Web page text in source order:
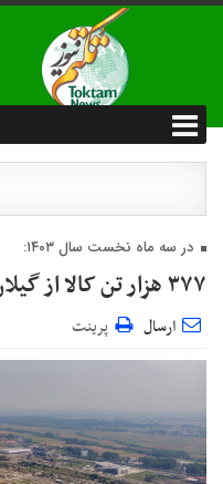
در سه ماه نخست سال ۱۴۰۳:
۳۷۷ هزار تن کالا از گیلان صادر شد
ارسال پرینت